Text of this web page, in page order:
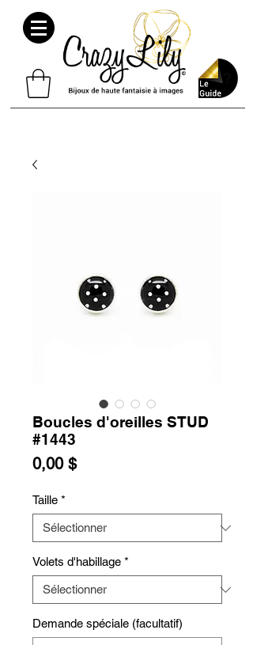
Boucles d'oreilles STUD
#1443
0,00 $Prix
Taille *
Volets d'habillage *
Demande spéciale (facultatif)